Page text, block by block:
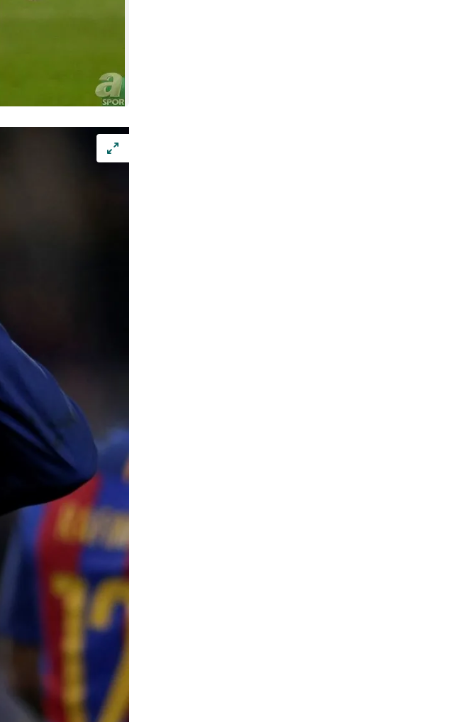
Çerezlere ilişkin detaylı bilgi için Ayarlar
Aydınlatma Metnimizi okumak ve sitemizde ilgili